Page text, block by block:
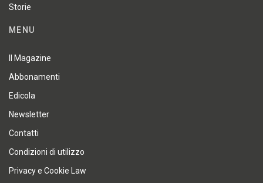
Storie
MENU
Il Magazine
Abbonamenti
Edicola
Newsletter
Contatti
Condizioni di utilizzo
Privacy e Cookie Law